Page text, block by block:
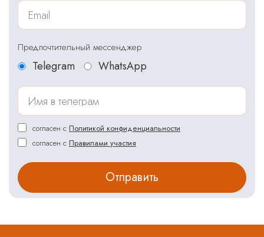
Предпочтительный мессенджер
Telegram WhatsApp
согласен с Политикой конфиденциальности
согласен с Правилами участия